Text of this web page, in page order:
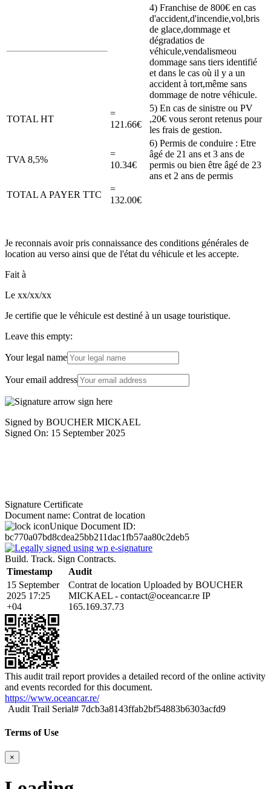
4) Franchise de 800€ en cas
d'accident,d'incendie,vol,bris
de glace,dommage et
dégradatios de
véhicule,vendalismeou
dommage sans tiers identifié
et dans le cas où il y a un
accident à tort,même sans
dommage de notre véhicule.
TOTAL HT
=
121.66€
5) En cas de sinistre ou PV
,20€ vous seront retenus pour
les frais de gestion.
TVA 8,5%
=
10.34€
6) Permis de conduire : Etre
âgé de 21 ans et 3 ans de
permis ou bien être âgé de 23
ans et 2 ans de permis
TOTAL A PAYER TTC
=
132.00€
Je reconnais avoir pris connaissance des conditions générales de
location au verso ainsi que de l'état du véhicule et les accepte.
Fait à
Le xx/xx/xx
Je certifie que le véhicule est destiné à un usage touristique.
Leave this empty:
Your legal name
Your email address
Signed by BOUCHER MICKAEL
Signed On: 15 September 2025
Signature Certificate
Document name: Contrat de location
Unique Document ID:
bc770a07bd8cdea25bb211dac1fb57aa80c2deb5
Build. Track. Sign Contracts.
Timestamp
Audit
15 September
2025 17:25
+04
Contrat de location Uploaded by BOUCHER
MICKAEL - contact@oceancar.re IP
165.169.37.73
This audit trail report provides a detailed record of the online activity
and events recorded for this document.
https://www.oceancar.re/
Audit Trail Serial# 7dcb3a8143ffab2bf54883b6303acfd9
Terms of Use
×